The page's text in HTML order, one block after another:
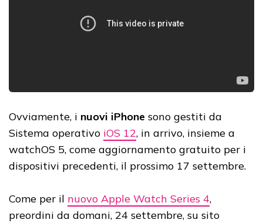
Ovviamente, i nuovi iPhone sono gestiti da
Sistema operativo iOS 12, in arrivo, insieme a
watchOS 5, come aggiornamento gratuito per i
dispositivi precedenti, il prossimo 17 settembre.
Come per il nuovo Apple Watch Series 4,
preordini da domani, 24 settembre, su sito